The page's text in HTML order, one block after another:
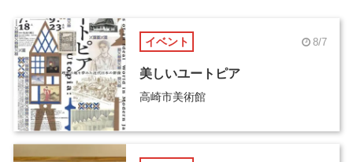
イベント 8/7
美しいユートピア
高崎市美術館